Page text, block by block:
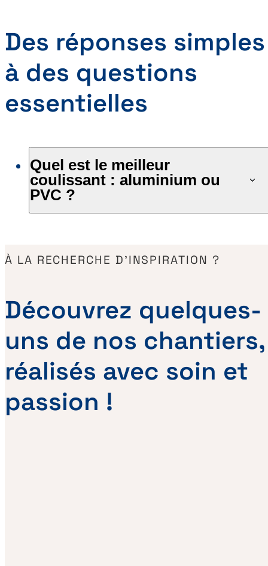
Des réponses simples
à des questions
essentielles
Quel est le meilleur
coulissant : aluminium ou
PVC ?
À LA RECHERCHE D’INSPIRATION ?
Découvrez quelques-
uns de nos chantiers,
réalisés avec soin et
passion !